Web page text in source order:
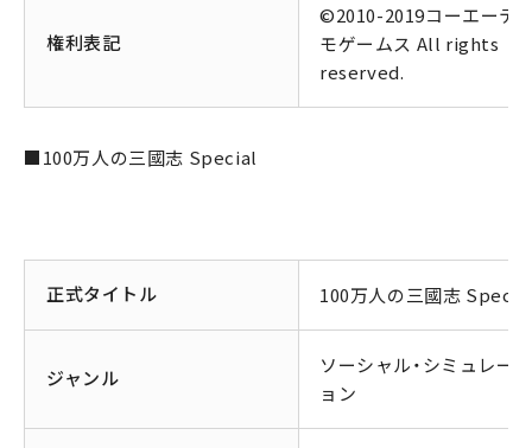
権利表記
©2010-2019コーエーテ
モゲームス All rights
reserved.
■100万人の三國志 Special
正式タイトル 100万人の三國志
ジャンル
ソーシャル・シミュレー
ョン